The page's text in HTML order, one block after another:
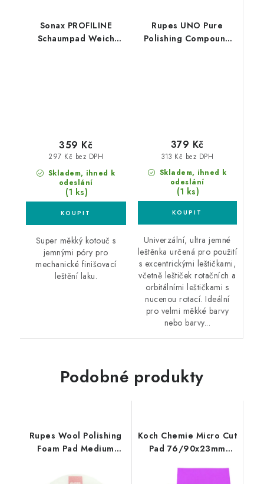
Sonax PROFILINE
Schaumpad Weich
Skladem, ihned k
odeslání
(1 ks)
297 Kč bez DPH
359 Kč
Super měkký kotouč s
jemnými póry pro
mechanické finišovací
leštění laku.
Rupes UNO Pure
Polishing Compound
Skladem, ihned k
odeslání
(1 ks)
313 Kč bez DPH
379 Kč
Univerzální, ultra jemné
leštěnka určená pro použití
s excentrickými leštičkami,
včetně leštiček rotačních a
orbitálními leštičkami s
nucenou rotací. Ideální
pro velmi měkké barvy
nebo barvy...
Podobné produkty
Rupes Wool Polishing
Foam Pad Medium
kotouč
Koch Chemie Micro Cut
Pad 76/90x23mm